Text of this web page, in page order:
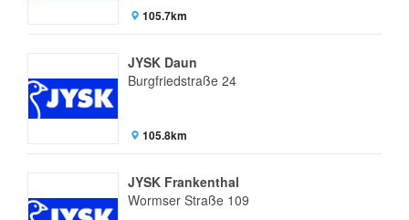
105.7km
JYSK Daun
Burgfriedstraße 24
105.8km
JYSK Frankenthal
Wormser Straße 109